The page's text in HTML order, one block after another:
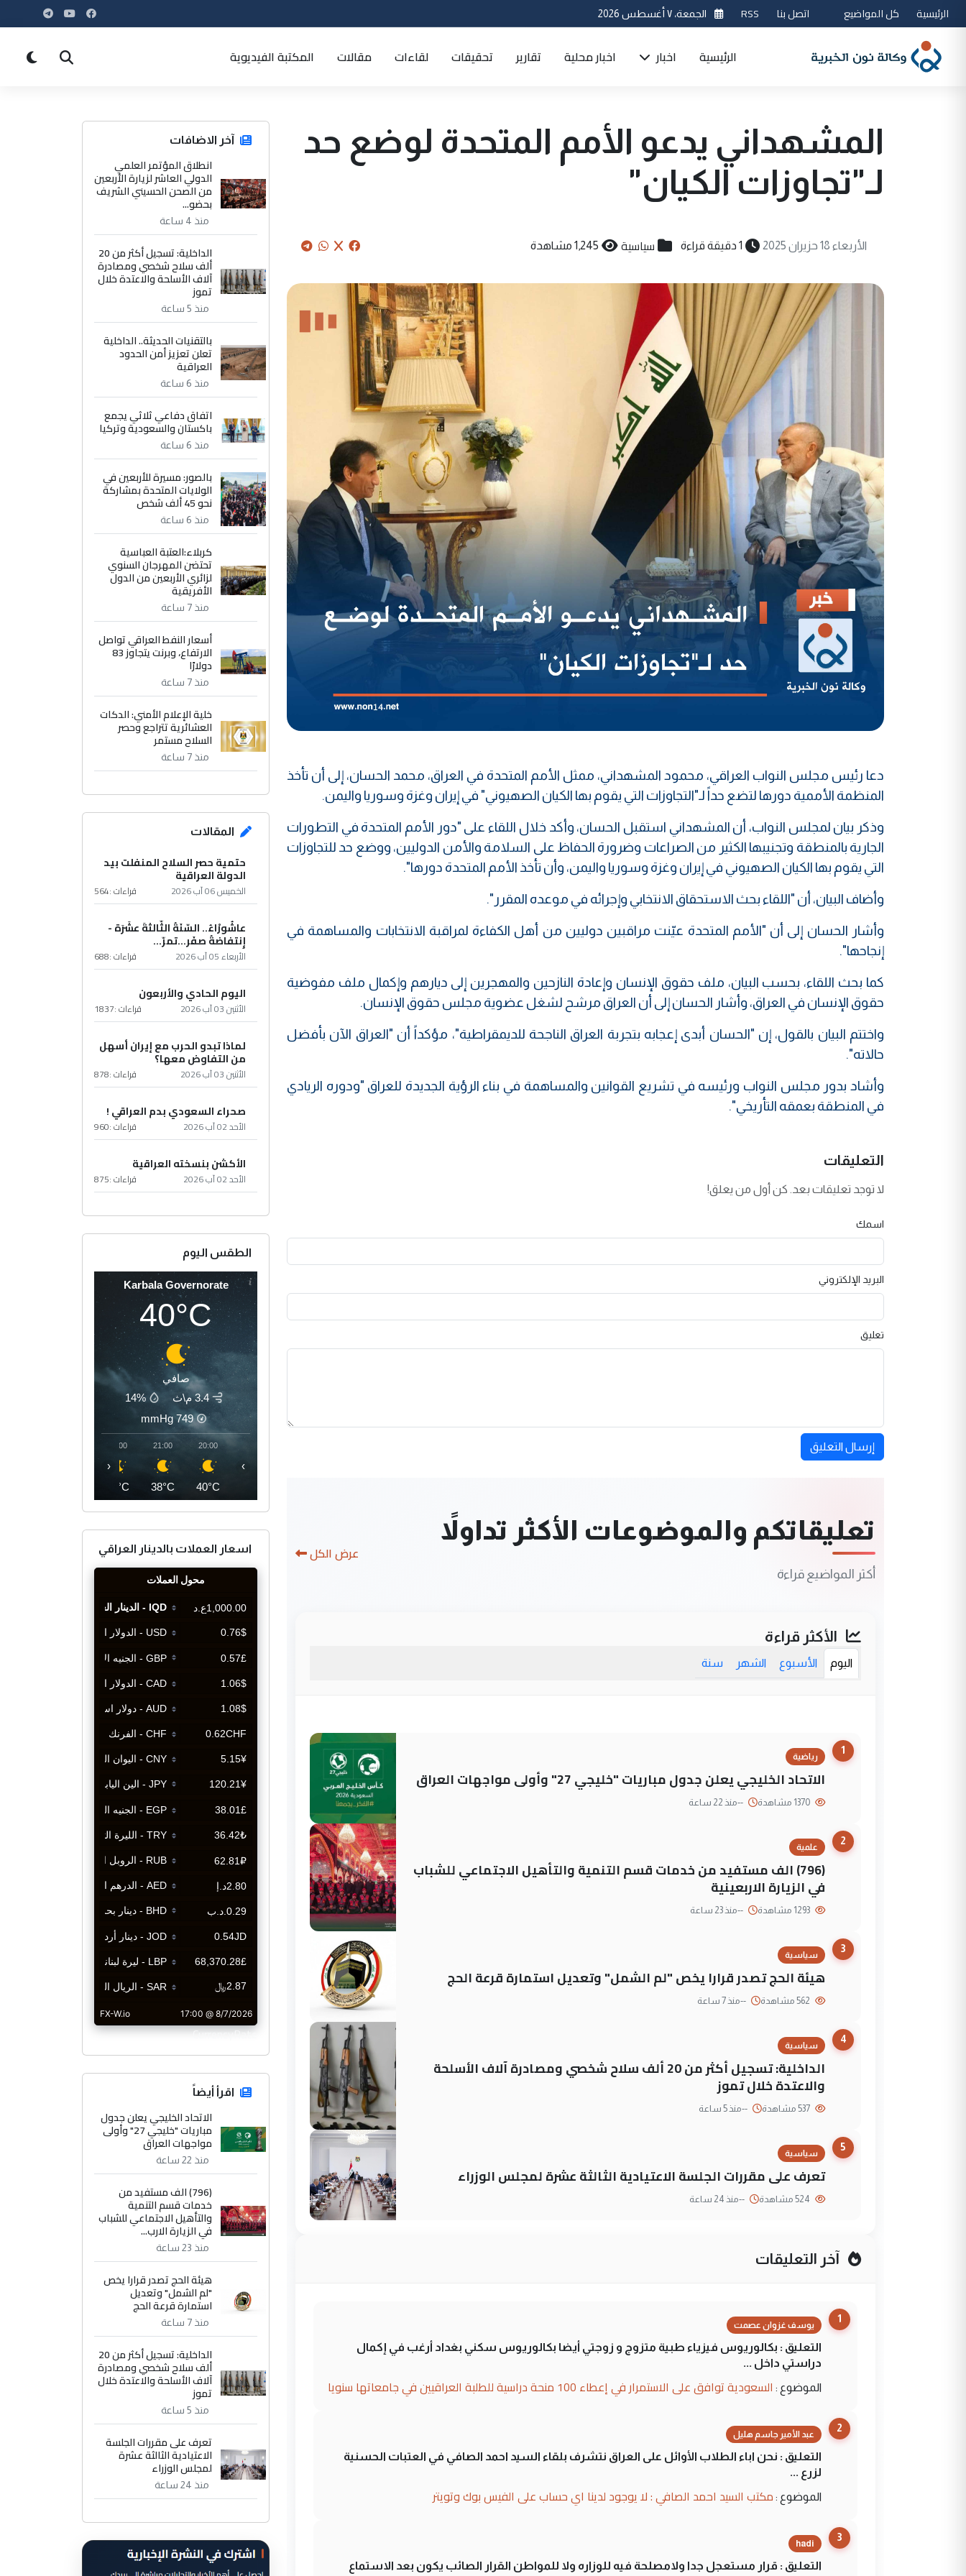
الرئيسية كل المواضيع اتصل بنا RSS الجمعة، ٧ أغسطس 2026
الرئيسية اخبار اخبار محلية تقارير تحقيقات لقاءات مقالات المكتبة الفيديوية
المشهداني يدعو الأمم المتحدة لوضع حد
لـ"تجاوزات الكيان"
الأربعاء 18 حزيران 2025 1 دقيقة قراءة سياسية 1,245 مشاهدة
دعا رئيس مجلس النواب العراقي، محمود المشهداني، ممثل الأمم المتحدة في العراق، محمد الحسان، إلى أن تأخذ
المنظمة الأممية دورها لتضع حداً لـ"التجاوزات التي يقوم بها الكيان الصهيوني" في إيران وغزة وسوريا واليمن.
وذكر بيان لمجلس النواب، أن المشهداني استقبل الحسان، وأكد خلال اللقاء على "دور الأمم المتحدة في التطورات
الجارية بالمنطقة وتجنيبها الكثير من الصراعات وضرورة الحفاظ على السلامة والأمن الدوليين، ووضع حد للتجاوزات
التي يقوم بها الكيان الصهيوني في إيران وغزة وسوريا واليمن، وأن تأخذ الأمم المتحدة دورها".
وأضاف البيان، أن "اللقاء بحث الاستحقاق الانتخابي وإجرائه في موعده المقرر".
وأشار الحسان إلى أن "الأمم المتحدة عيّنت مراقبين دوليين من أهل الكفاءة لمراقبة الانتخابات والمساهمة في
إنجاحها".
كما بحث اللقاء، بحسب البيان، ملف حقوق الإنسان وإعادة النازحين والمهجرين إلى ديارهم وإكمال ملف مفوضية
حقوق الإنسان في العراق، وأشار الحسان إلى أن العراق مرشح لشغل عضوية مجلس حقوق الإنسان.
واختتم البيان بالقول، إن "الحسان أبدى إعجابه بتجربة العراق الناجحة للديمقراطية"، مؤكداً أن "العراق الآن بأفضل
حالاته".
وأشاد بدور مجلس النواب ورئيسه في تشريع القوانين والمساهمة في بناء الرؤية الجديدة للعراق "ودوره الريادي
في المنطقة بعمقه التأريخي".
التعليقات
لا توجد تعليقات بعد. كن أول من يعلق!
اسمك
البريد الإلكتروني
تعليق
إرسال التعليق
تعليقاتكم والموضوعات الأكثر تداولاً
أكثر المواضيع قراءة
عرض الكل
الأكثر قراءة
اليوم الأسبوع الشهر سنة
1
رياضية
الاتحاد الخليجي يعلن جدول مباريات "خليجي 27" وأولى مواجهات العراق
--منذ 22 ساعة
2
علمية
(796) الف مستفيد من خدمات قسم التنمية والتأهيل الاجتماعي للشباب
في الزيارة الاربعينية
--منذ 23 ساعة
3
سياسية
هيئة الحج تصدر قرارا يخص "لم الشمل" وتعديل استمارة قرعة الحج
--منذ 7 ساعة
4
سياسية
الداخلية: تسجيل أكثر من 20 ألف سلاح شخصي ومصادرة آلاف الأسلحة
والاعتدة خلال تموز
--منذ 5 ساعة
5
سياسية
تعرف على مقررات الجلسة الاعتيادية الثالثة عشرة لمجلس الوزراء
--منذ 24 ساعة
آخر التعليقات
1
يوسف غزوان عصمت
التعليق : بكالوريوس فيزياء طبية متزوج و زوجتي أيضا بكالوريوس سكني بغداد أرغب في إكمال
دراستي داخل ...
الموضوع : السعودية توافق على الاستمرار في إعطاء 100 منحة دراسية للطلبة العراقيين في جامعاتها سنويا
2
عبد الأمير جاسم هليل
التعليق : نحن اباء الطلاب الأوائل على العراق نتشرف بلقاء السيد احمد الصافي في العتبات الحسنية
لزرع ...
الموضوع : مكتب السيد احمد الصافي : لا يوجود لدينا اي حساب على الفيس بوك وتويتر
3
hadi
التعليق : قرار مستعجل جدا ولامصلحة فيه للوزاره ولا للمواطن القرار الصائب يكون بعد الاستماع
آخر الاضافات
انطلاق المؤتمر العلمي
الدولي العاشر لزيارة الأربعين
من الصحن الحسيني الشريف
بحضو...
منذ 4 ساعة
الداخلية: تسجيل أكثر من 20
ألف سلاح شخصي ومصادرة
آلاف الأسلحة والاعتدة خلال
تموز
منذ 5 ساعة
بالتقنيات الحديثة.. الداخلية
تعلن تعزيز أمن الحدود
العراقية
منذ 6 ساعة
اتفاق دفاعي ثلاثي يجمع
باكستان والسعودية وتركيا
منذ 6 ساعة
بالصور: مسيرة للأربعين في
الولايات المتحدة بمشاركة
نحو 45 ألف شخص
منذ 6 ساعة
كربلاء:العتبة العباسية
تحتضن المهرجان السنوي
لزائري الأربعين من الدول
الأفريقية
منذ 7 ساعة
أسعار النفط العراقي تواصل
الارتفاع، وبرنت يتجاوز 83
دولارًا
منذ 7 ساعة
خلية الإعلام الأمني: الدكات
العشائرية تتراجع وحصر
السلاح مستمر
منذ 7 ساعة
المقالات
حتمية حصر السلاح المنفلت بيد
الدولة العراقية
الخميس 06 آب 2026 قراءات :564
عاشُورْاءُ.. السّنَةُ الثّالثةَ عشَرَة -
إِنتفاضةُ صفَر…تمرّ...
الأربعاء 05 آب 2026 قراءات :688
اليوم الحادي والأربعون
الأثنين 03 آب 2026 قراءات :1837
لماذا تبدو الحرب مع إيران أسهل
من التفاوض معها؟
الأثنين 03 آب 2026 قراءات :878
صحراء السعودي بدم العراقي !
الأحد 02 آب 2026 قراءات :960
الأكشن بنسخته العراقية
الأحد 02 آب 2026 قراءات :875
الطقس اليوم
Karbala Governorate
40°C
صافي
3.4 م\ث
14%
749
mmHg
20:00
40°C
21:00
38°C
22:00
37°C
‹ ›
اسعار العملات بالدينار العراقي
CurrencyRate
اقرأ أيضاً
الاتحاد الخليجي يعلن جدول
مباريات "خليجي 27" وأولى
مواجهات العراق
منذ 22 ساعة
(796) الف مستفيد من
خدمات قسم التنمية
والتأهيل الاجتماعي للشباب
في الزيارة الارب...
منذ 23 ساعة
هيئة الحج تصدر قرارا يخص
"لم الشمل" وتعديل
استمارة قرعة الحج
منذ 7 ساعة
الداخلية: تسجيل أكثر من 20
ألف سلاح شخصي ومصادرة
آلاف الأسلحة والاعتدة خلال
تموز
منذ 5 ساعة
تعرف على مقررات الجلسة
الاعتيادية الثالثة عشرة
لمجلس الوزراء
منذ 24 ساعة